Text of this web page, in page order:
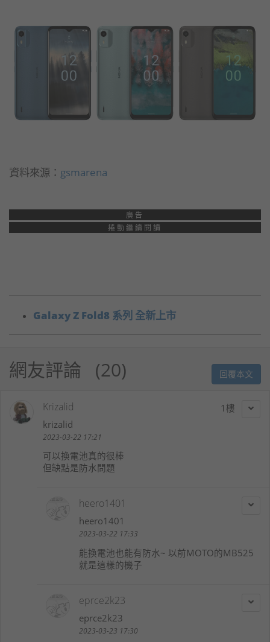
資料來源： gsmarena
廣告
捲動繼續閱讀
Galaxy Z Fold8 系列 全新上市
網友評論 20 回覆本文
1
Krizalid
krizalid
2023-03-22 17:21
可以換電池真的很棒
但缺點是防水問題
heero1401
heero1401
2023-03-22 17:33
能換電池也能有防水~ 以前MOTO的MB525
就是這樣的機子
eprce2k23
eprce2k23
2023-03-23 17:30